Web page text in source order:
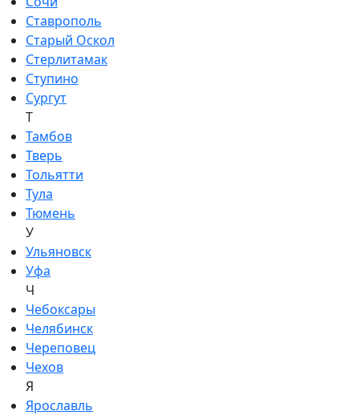
Ставрополь
Старый Оскол
Стерлитамак
Ступино
Сургут
Т
Тамбов
Тверь
Тольятти
Тула
Тюмень
У
Ульяновск
Уфа
Ч
Чебоксары
Челябинск
Череповец
Чехов
Я
Ярославль